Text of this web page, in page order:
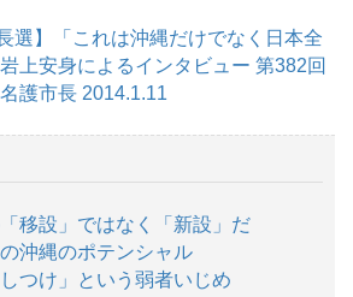
選】「これは沖縄だけでなく日本全
上安身によるインタビュー 第382回
護市長 2014.1.11
移設」ではなく「新設」だ
沖縄のポテンシャル
しつけ」という弱者いじめ